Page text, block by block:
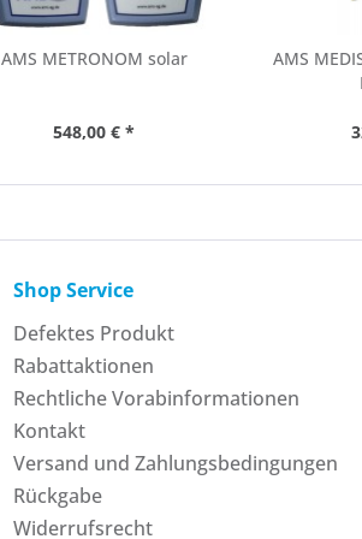
AMS METRONOM solar
548,00 € *
AMS
Shop Service
Defektes Produkt
Rabattaktionen
Rechtliche Vorabinformationen
Kontakt
Versand und Zahlungsbedingungen
Rückgabe
Widerrufsrecht